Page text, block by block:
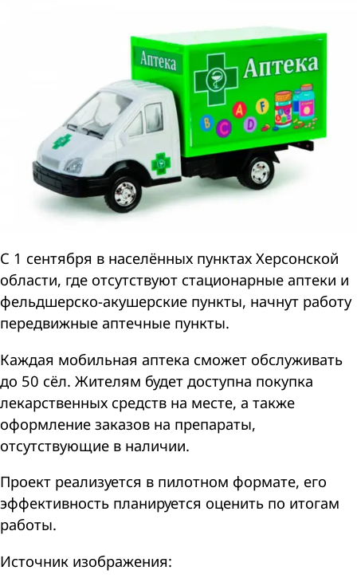
С 1 сентября в населённых пунктах Херсонской
области, где отсутствуют стационарные аптеки и
фельдшерско-акушерские пункты, начнут работу
передвижные аптечные пункты.
Каждая мобильная аптека сможет обслуживать
до 50 сёл. Жителям будет доступна покупка
лекарственных средств на месте, а также
оформление заказов на препараты,
отсутствующие в наличии.
Проект реализуется в пилотном формате, его
эффективность планируется оценить по итогам
работы.
Источник изображения: